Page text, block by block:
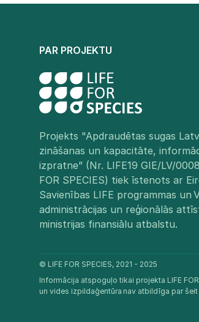
PAR PROJEKTU
Projekts "Apdraudētas sugas
zināšanas un kapacitāte,
izpratne” (Nr. LIFE19 GIE/LV/
FOR SPECIES) tiek īstenots ar
Savienības LIFE programmas un
administrācijas un reģionālās
ministrijas finansiālu atbalstu.​
© LIFE FOR SPECIES, 2021 - 2025
Informācija atspoguļo tikai projekta LIFE
un vides izpildaģentūra nav atbildīga par